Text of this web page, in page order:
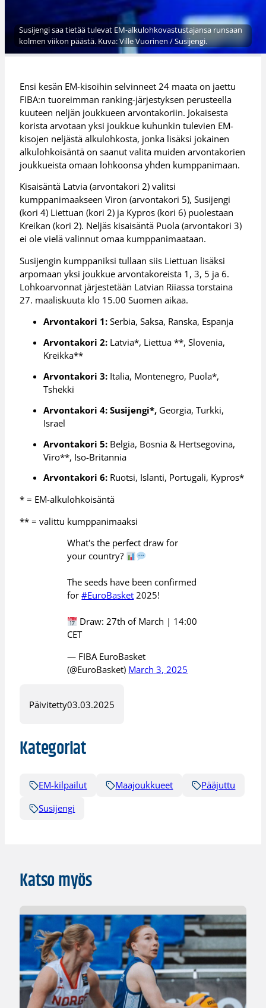
Susijengi saa tietää tulevat EM-alkulohkovastustajansa runsaan
kolmen viikon päästä. Kuva: Ville Vuorinen / Susijengi.
Ensi kesän EM-kisoihin selvinneet 24 maata on jaettu
FIBA:n tuoreimman ranking-järjestyksen perusteella
kuuteen neljän joukkueen arvontakoriin. Jokaisesta
korista arvotaan yksi joukkue kuhunkin tulevien EM-
kisojen neljästä alkulohkosta, jonka lisäksi jokainen
alkulohkoisäntä on saanut valita muiden arvontakorien
joukkueista omaan lohkoonsa yhden kumppanimaan.
Kisaisäntä Latvia (arvontakori 2) valitsi
kumppanimaakseen Viron (arvontakori 5), Susijengi
(kori 4) Liettuan (kori 2) ja Kypros (kori 6) puolestaan
Kreikan (kori 2). Neljäs kisaisäntä Puola (arvontakori 3)
ei ole vielä valinnut omaa kumppanimaataan.
Susijengin kumppaniksi tullaan siis Liettuan lisäksi
arpomaan yksi joukkue arvontakoreista 1, 3, 5 ja 6.
Lohkoarvonnat järjestetään Latvian Riiassa torstaina
27. maaliskuuta klo 15.00 Suomen aikaa.
Arvontakori 1:Serbia, Saksa, Ranska, Espanja
Arvontakori 2: Latvia*, Liettua **, Slovenia,
Kreikka**
Arvontakori 3: Italia, Montenegro, Puola*,
Tshekki
Arvontakori 4: Susijengi*, Georgia, Turkki,
Israel
Arvontakori 5: Belgia, Bosnia & Hertsegovina,
Viro**, Iso-Britannia
Arvontakori 6: Ruotsi, Islanti, Portugali, Kypros*
* = EM-alkulohkoisäntä
** = valittu kumppanimaaksi
What's the perfect draw for
your country?
The seeds have been confirmed
for#EuroBasket 2025!
Draw: 27th of March | 14:00
CET
— FIBA EuroBasket
(@EuroBasket) March 3, 2025
Päivitetty03.03.2025
Kategoriat
EM-kilpailut Maajoukkueet
Pääjuttu
Susijengi
Katso myös